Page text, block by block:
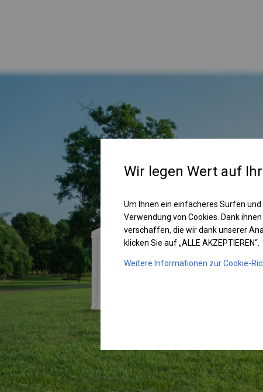
Wir legen Wert auf
Um Ihnen ein einfacheres Surfen
Verwendung von Cookies. Dank
verschaffen, die wir dank unserer
klicken Sie auf „ALLE AKZEPTIEREN“.
Weitere Informationen zur Cookie-